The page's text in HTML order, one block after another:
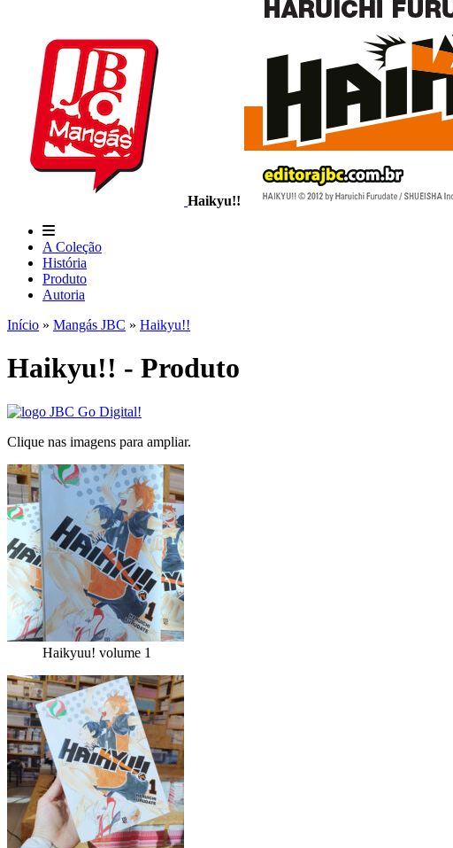
Haikyu!!
A Coleção
História
Produto
Autoria
Início » Mangás JBC » Haikyu!!
Haikyu!! - Produto
Clique nas imagens para ampliar.
Haikyuu! volume 1